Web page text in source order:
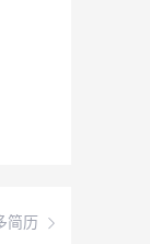
简历